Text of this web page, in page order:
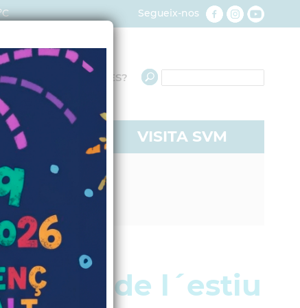
A SVM VISITA SVM
QUÈ NECESSITES?
Segueix-nos
de l´estiu